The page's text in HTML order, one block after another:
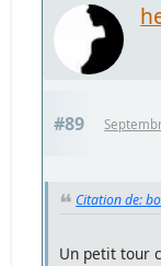
#89
Citation de:
Un petit tour